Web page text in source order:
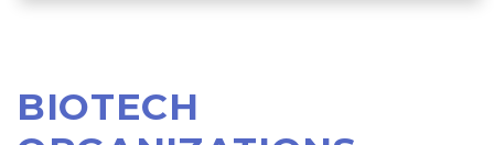
BIOTECH